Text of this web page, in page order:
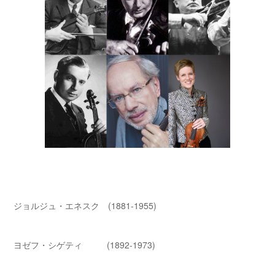
ジョルジュ・エネスク (1881-1955)
ヨゼフ・シゲティ (1892-1973)